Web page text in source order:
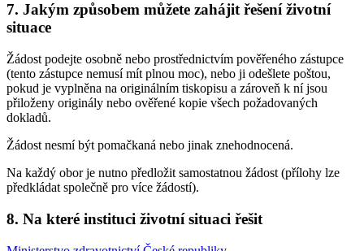
7. Jakým způsobem můžete zahájit řešení životní
situace
Žádost podejte osobně nebo prostřednictvím pověřeného zástupce
(tento zástupce nemusí mít plnou moc), nebo ji odešlete poštou,
pokud je vyplněna na originálním tiskopisu a zároveň k ní jsou
přiloženy originály nebo ověřené kopie všech požadovaných
dokladů.
Žádost nesmí být pomačkaná nebo jinak znehodnocená.
Na každý obor je nutno předložit samostatnou žádost (přílohy lze
předkládat společně pro více žádostí).
8. Na které instituci životní situaci řešit